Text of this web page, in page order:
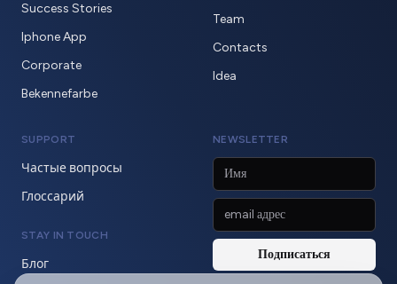
Success Stories
Iphone App
Corporate
Bekennefarbe
Team
Contacts
Idea
SUPPORT
Частые вопросы
Глоссарий
STAY IN TOUCH
Блог
NEWSLETTER